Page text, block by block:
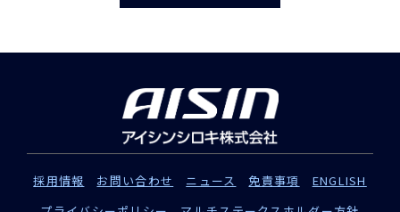
採用情報 お問い合わせ ニュース 免責事項
ENGLISH